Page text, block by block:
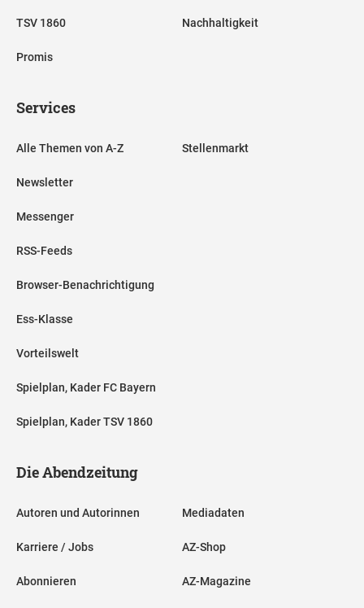
TSV 1860
Promis
Nachhaltigkeit
Services
Alle Themen von A-Z
Newsletter
Messenger
RSS-Feeds
Browser-Benachrichtigung
Ess-Klasse
Vorteilswelt
Spielplan, Kader FC Bayern
Spielplan, Kader TSV 1860
Stellenmarkt
Die Abendzeitung
Autoren und Autorinnen
Karriere / Jobs
Abonnieren
Mediadaten
AZ-Shop
AZ-Magazine